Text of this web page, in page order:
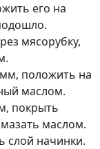
его на
мясорубку,
положить на
маслом.
покрыть
маслом.
слой начинки.